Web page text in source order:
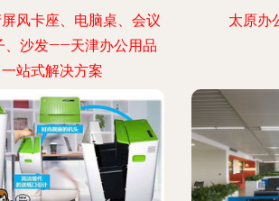
风卡座、电脑桌、会议
、沙发——天津办公用品
一站式解决方案
太原办